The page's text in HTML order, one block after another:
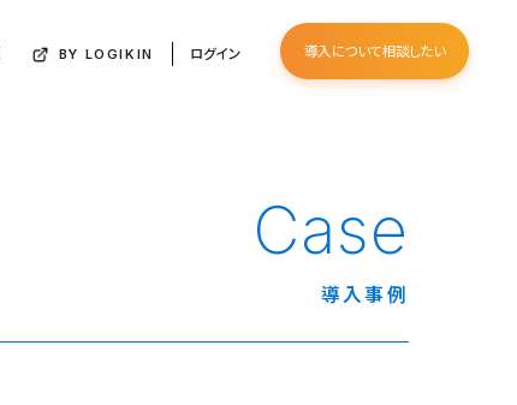
BY LOGIKIN ログイン 導入について相談したい
Case
導入事例